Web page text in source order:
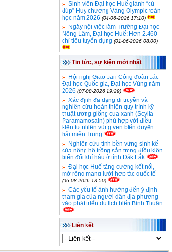
Sinh viên Đại học Huế giành “cú
đúp” Huy chương Vàng Olympic toán
học năm 2026 (04-06-2026 17:10)
Ngày hội việc làm Trường Đại học
Nông Lâm, Đại học Huế: Hơn 2.460
chỉ tiêu tuyển dụng (01-06-2026 08:00)
Tin tức, sự kiện mới nhất
Hội nghị Giao ban Công đoàn các
Đại học Quốc gia, Đại học Vùng năm
2026 (07-08-2026 19:29)
Xác định đa dạng di truyền và
nghiên cứu hoàn thiện quy trình kỹ
thuật ương giống cua xanh (Scylla
Paramamosain) phù hợp với điều
kiện tự nhiên vùng ven biển duyên
hải miền Trung
Nghiên cứu tính bền vững sinh kế
của nông hộ trồng sắn trong điều kiện
biến đổi khí hậu ở tỉnh Đắk Lắk
Đại học Huế tăng cường kết nối,
mở rộng mạng lưới hợp tác quốc tế
(06-08-2026 13:50)
Các yếu tố ảnh hưởng đến ý định
tham gia của người dân địa phương
vào phát triển du lịch biển Bình Thuận
Liên kết